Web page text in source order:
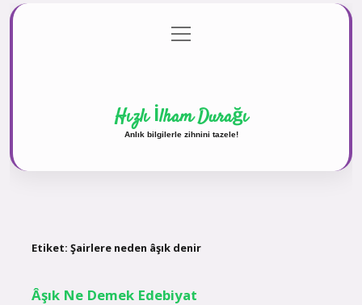
Gizlilik Politikası
menüyü
aç
Hızlı İlham Durağı
Anlık bilgilerle zihnini tazele!
Etiket: Şairlere neden âşık denir
Âşık Ne Demek Edebiyat